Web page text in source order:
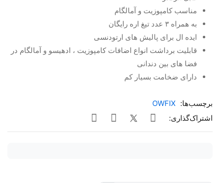
مناسب کامپوزیت و آمالگام
به همراه ۳ عدد تیغ اره رایگان
ایده ال برای پالیش های ارتودنسی
قابلیت برداشت انواع اضافات کامپوزیت ، ادهیسو و آمالگام در
فضا های بین دندانی
دارای ضخامت بسیار کم
برچسب‌ها: OWFIX
اشتراک‌گذاری: